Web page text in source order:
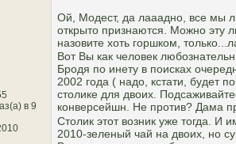
в 9
Ой, Модест, да лааадно, все мы
открыто признаются. Можно эту
назовите хоть горшком,
Вот Вы как человек
Бродя по инету в поисках
2002 года ( надо, кстати, будет
столике для двоих.
конверсейшн. Не против? Дама
Столик этот возник уже тогда. И
2010-зеленый чай на двоих, но